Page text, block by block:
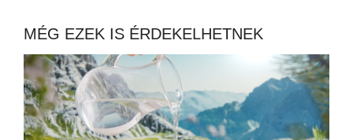
MÉG EZEK IS ÉRDEKELHETNEK